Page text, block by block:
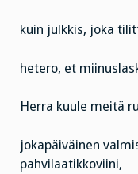
kuin julkkis, joka
hetero, et
Herra kuule meitä
jokapäiväinen
pahvilaatikkoviini,